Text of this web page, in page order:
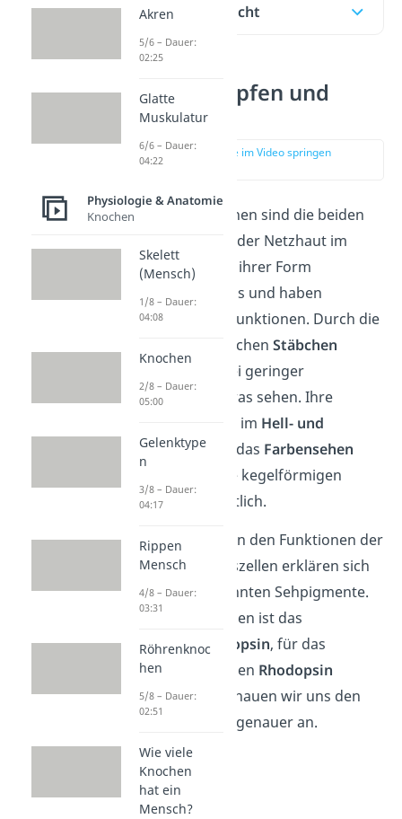
Inhaltsübersicht
Was sind Zapfen und
Stäbchen?
zur Stelle im Video springen
Zapfen und Stäbchen sind die beiden
der Netzhaut im
Auge. Sie sehen in ihrer Form
unterschiedlich aus und haben
unterschiedliche Funktionen. Durch die
dünnen und länglichen Stäbchen
kannst du auch bei geringer
Lichtintensität etwas sehen. Ihre
Funktion liegt also im Hell- und
Dunkelsehen. Für das Farbensehen
sind wiederum die kegelförmigen
Zapfenverantwortlich.
Die Unterschiede in den Funktionen der
beiden Lichtsinneszellen erklären sich
durch die sogenannten Sehpigmente.
Für das Farbensehen ist das
SehpigmentPhotopsin, für das
Schwarz-Weiß-Sehen Rhodopsin
verantwortlich. Schauen wir uns den
Aufbau der Zellen genauer an.
Akren
5/6 – Dauer:
02:25
Glatte
Muskulatur
6/6 – Dauer:
04:22
Physiologie & Anatomie
Knochen
Skelett
(Mensch)
1/8 – Dauer:
04:08
Knochen
2/8 – Dauer:
05:00
Gelenktype
n
3/8 – Dauer:
04:17
Rippen
Mensch
4/8 – Dauer:
03:31
Röhrenknoc
hen
5/8 – Dauer:
02:51
Wie viele
Knochen
hat ein
Mensch?